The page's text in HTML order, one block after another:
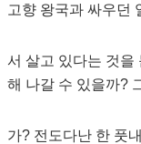
고향 왕국과 싸우던
서 살고 있다는 것을
해 나갈 수 있을까?
가? 전도다난 한 풋